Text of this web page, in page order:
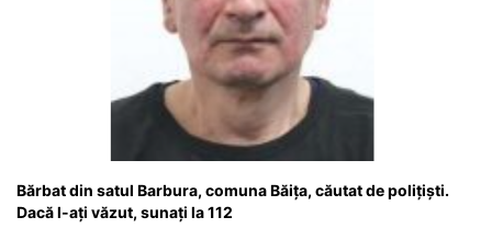
Bărbat din satul Barbura, comuna Băița, căutat de polițiști.
Dacă l-ați văzut, sunați la 112